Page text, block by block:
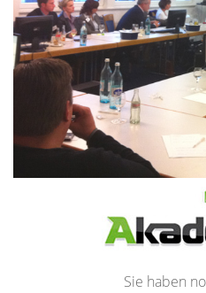
Sie haben